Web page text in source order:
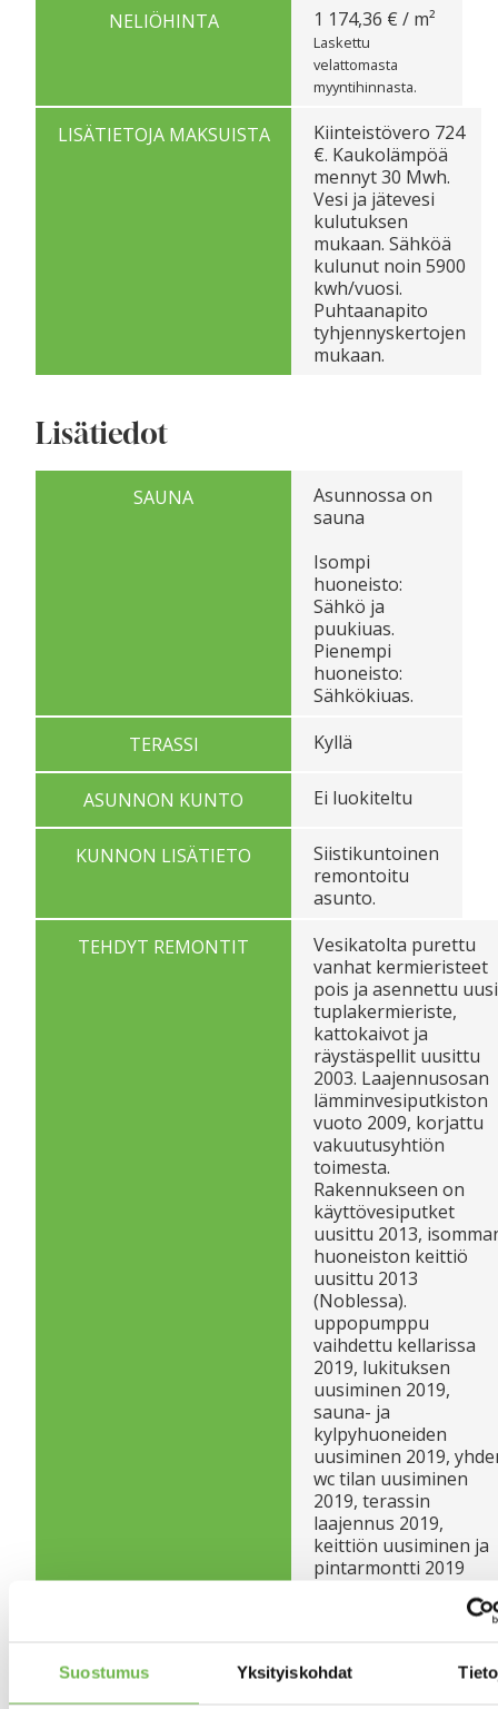
Suostumus Yksityiskohdat
NELIÖHINTA 1 174,36 € / m²
Laskettu
velattomasta
myyntihinnasta.
LISÄTIETOJA MAKSUISTA
Kiinteistövero 724
€. Kaukolämpöä
mennyt 30 Mwh.
Vesi ja jätevesi
kulutuksen
mukaan. Sähköä
kulunut noin 5900
kwh/vuosi.
Puhtaanapito
tyhjennyskertojen
mukaan.
Lisätiedot
SAUNA
Asunnossa on
sauna
Isompi
huoneisto:
Sähkö ja
puukiuas.
Pienempi
huoneisto:
Sähkökiuas.
TERASSI
Kyllä
ASUNNON KUNTO Ei luokiteltu
KUNNON LISÄTIETO
Siistikuntoinen
remontoitu
asunto.
TEHDYT REMONTIT
Vesikatolta purettu
vanhat kermieristeet
pois ja asennettu uusi
tuplakermieriste,
kattokaivot ja
räystäspellit uusittu
2003. Laajennusosan
lämminvesiputkiston
vuoto 2009, korjattu
vakuutusyhtiön
toimesta.
Rakennukseen on
käyttövesiputket
uusittu 2013,
huoneiston keittiö
uusittu 2013
(Noblessa).
uppopumppu
vaihdettu kellarissa
2019, lukituksen
uusiminen 2019,
sauna- ja
kylpyhuoneiden
uusiminen 2019,
wc tilan uusiminen
2019, terassin
laajennus 2019,
keittiön uusiminen ja
pintarmontti 2019
lattioiden uusiminen